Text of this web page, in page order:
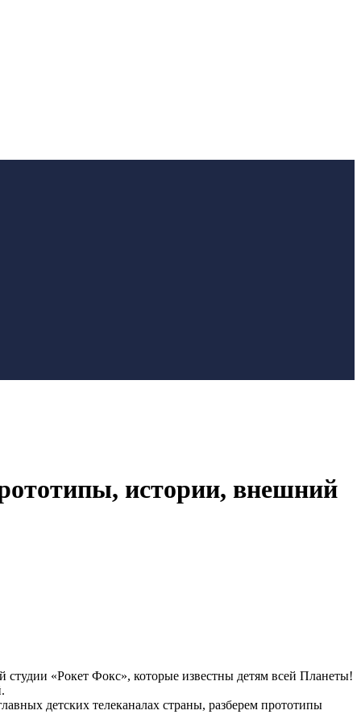
истории, внешний
«Рокет Фокс», которые известны детям всей Планеты!
детских телеканалах страны, разберем прототипы